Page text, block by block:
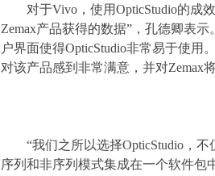
对于Vivo，使用OpticStudio的成效
Zemax产品获得的数据”，孔德卿表
户界面使得OpticStudio非常易于使用
对该产品感到非常满意，并对Zemax
“我们之所以选择OpticStudio，不
序列和非序列模式集成在一个软件